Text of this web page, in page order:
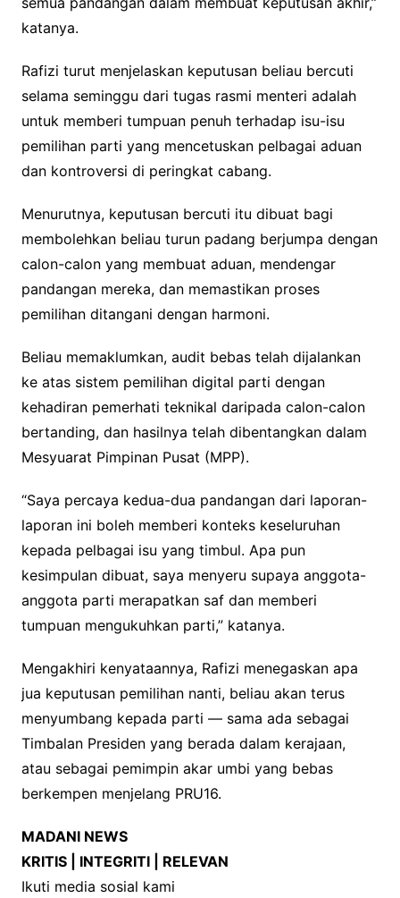
katanya.
Rafizi turut menjelaskan keputusan beliau bercuti
selama seminggu dari tugas rasmi menteri adalah
untuk memberi tumpuan penuh terhadap isu-isu
pemilihan parti yang mencetuskan pelbagai aduan
dan kontroversi di peringkat cabang.
Menurutnya, keputusan bercuti itu dibuat bagi
membolehkan beliau turun padang berjumpa dengan
calon-calon yang membuat aduan, mendengar
pandangan mereka, dan memastikan proses
pemilihan ditangani dengan harmoni.
Beliau memaklumkan, audit bebas telah dijalankan
ke atas sistem pemilihan digital parti dengan
kehadiran pemerhati teknikal daripada calon-calon
bertanding, dan hasilnya telah dibentangkan dalam
Mesyuarat Pimpinan Pusat (MPP).
“Saya percaya kedua-dua pandangan dari laporan-
laporan ini boleh memberi konteks keseluruhan
kepada pelbagai isu yang timbul. Apa pun
kesimpulan dibuat, saya menyeru supaya anggota-
anggota parti merapatkan saf dan memberi
tumpuan mengukuhkan parti,” katanya.
Mengakhiri kenyataannya, Rafizi menegaskan apa
jua keputusan pemilihan nanti, beliau akan terus
menyumbang kepada parti — sama ada sebagai
Timbalan Presiden yang berada dalam kerajaan,
atau sebagai pemimpin akar umbi yang bebas
berkempen menjelang PRU16.
MADANI NEWS
KRITIS | INTEGRITI | RELEVAN
Ikuti media sosial kami